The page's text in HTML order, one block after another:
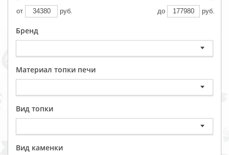
от руб. до руб.
Бренд
Материал топки печи
Вид топки
Вид каменки